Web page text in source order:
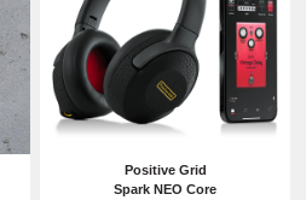
Positive Grid
Spark NEO Core